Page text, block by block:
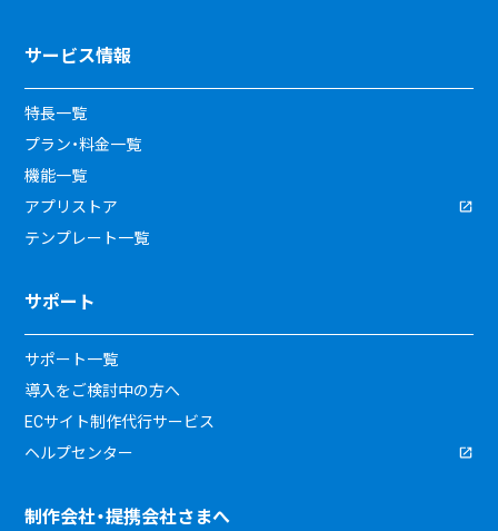
サービス情報
特長一覧
プラン・料金一覧
機能一覧
アプリストア
テンプレート一覧
サポート
サポート一覧
導入をご検討中の方へ
ECサイト制作代行サービス
ヘルプセンター
制作会社・提携会社さまへ